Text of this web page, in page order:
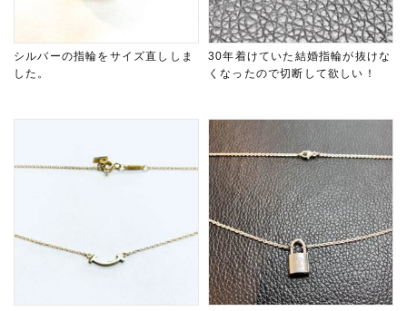
シルバーの指輪をサイズ直ししま
した。
30年着けていた結婚指輪が抜けな
くなったので切断して欲しい！